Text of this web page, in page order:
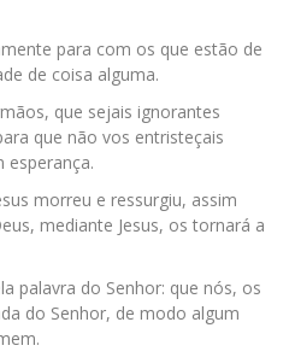
para com os que estão de
de coisa alguma.
que sejais ignorantes
que não vos entristeçais
morreu e ressurgiu, assim
mediante Jesus, os tornará a
palavra do Senhor: que nós, os
do Senhor, de modo algum